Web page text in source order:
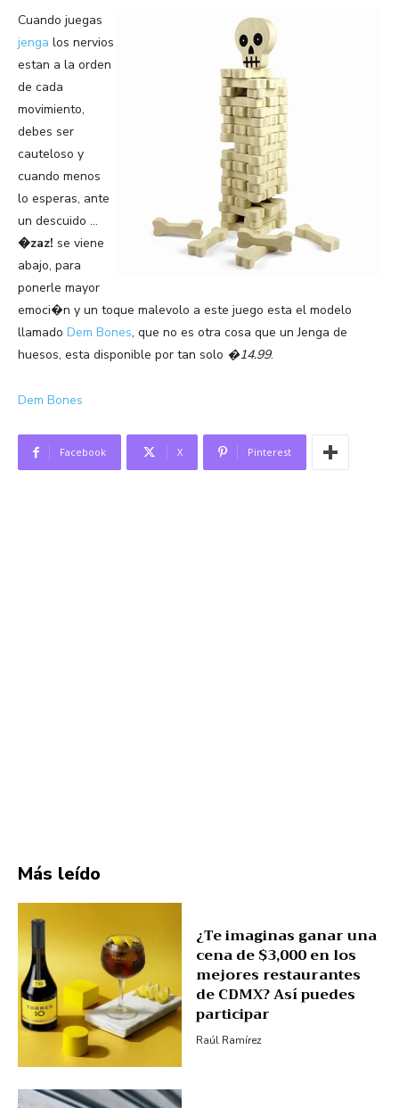
Cuando juegas
jenga los nervios
estan a la orden
de cada
movimiento,
debes ser
cauteloso y
cuando menos
lo esperas, ante
un descuido …
�zaz! se viene
abajo, para
ponerle mayor
emoci�n y un toque malevolo a este juego esta el modelo
llamado Dem Bones, que no es otra cosa que un Jenga de
huesos, esta disponible por tan solo �14.99.
Dem Bones
Facebook X Pinterest
Más leído
¿Te imaginas ganar una
cena de $3,000 en los
mejores restaurantes
de CDMX? Así puedes
participar
Raúl Ramírez